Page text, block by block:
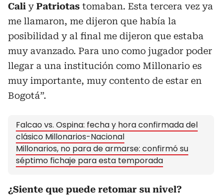
Cali yPatriotas tomaban. Esta tercera vez ya
me llamaron, me dijeron que había la
posibilidad y al final me dijeron que estaba
muy avanzado. Para uno como jugador poder
llegar a una institución como Millonario es
muy importante, muy contento de estar en
Bogotá”.
Falcao vs. Ospina: fecha y hora confirmada del
clásico Millonarios-Nacional
Millonarios, no para de armarse: confirmó su
séptimo fichaje para esta temporada
¿Siente que puede retomar su nivel?